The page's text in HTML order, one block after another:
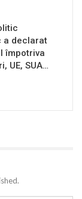
a declarat
împotriva
UE, SUA…